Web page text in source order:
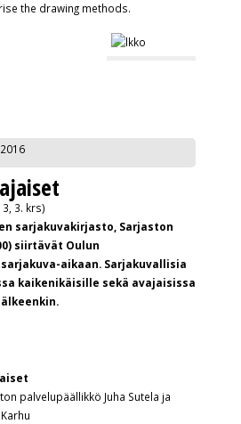
the drawing methods.
2016
3. krs)
sarjakuvakirjasto, Sarjaston
siirtävät Oulun
aikaan. Sarjakuvallisia
kaikenikäisille sekä avajaisissa
palvelupäällikkö Juha Sutela ja